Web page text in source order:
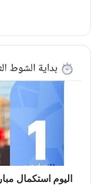
اليوم
استكمال
المصري
اليوم استكمال